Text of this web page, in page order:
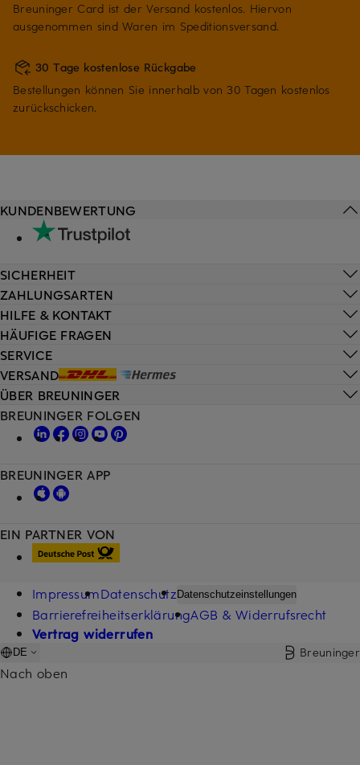
Breuninger Card ist der Versand kostenlos. Hiervon
ausgenommen sind Waren im Speditionsversand.
30 Tage kostenlose Rückgabe
Bestellungen können Sie innerhalb von 30 Tagen kostenlos
zurückschicken.
HILFE & KONTAKT
HÄUFIGE FRAGEN
SERVICE
VERSAND
KUNDENBEWERTUNG
SICHERHEIT
ZAHLUNGSARTEN
ÜBER BREUNINGER
EIN PARTNER VON
BREUNINGER FOLGEN
BREUNINGER APP
ImpressumDatenschutz Datenschutzeinstellungen
BarrierefreiheitserklärungAGB & Widerrufsrecht
Vertrag widerrufen
DE Breuninger
Nach oben